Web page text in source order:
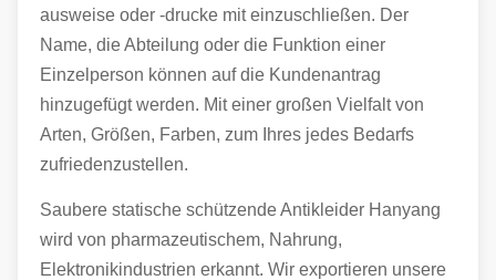
ausweise oder -drucke mit einzuschließen. Der
Name, die Abteilung oder die Funktion einer
Einzelperson können auf die Kundenantrag
hinzugefügt werden. Mit einer großen Vielfalt von
Arten, Größen, Farben, zum Ihres jedes Bedarfs
zufriedenzustellen.
Saubere statische schützende Antikleider Hanyang
wird von pharmazeutischem, Nahrung,
Elektronikindustrien erkannt. Wir exportieren unsere